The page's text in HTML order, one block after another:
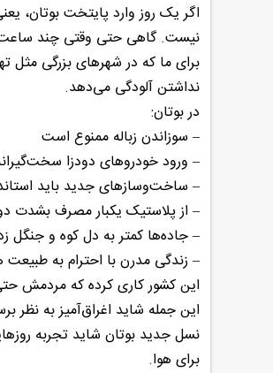
اگر یک روز وارد پایتخت
نیست. گاهی حتی وقتی چند ساعت
برای ما که در شهرهای بزرگی مثل
نداشتن آلودگی می‌دهد.
در بوتان:
– سوزاندن زباله ممنوع است
– ورود خودروهای دودزا
– ساخت‌وسازهای جدید باید
– از پلاستیک یکبار مصرف بشدت
– جاده‌ها کمتر به دل کوه و جنگل
– زندگی مدرن با احترام به
این کشور کاری کرده که مردمش
این جمله شاید اغراق‌آمیز به نظر
نسل جدید بوتان شاید تجربه
برای هوا.